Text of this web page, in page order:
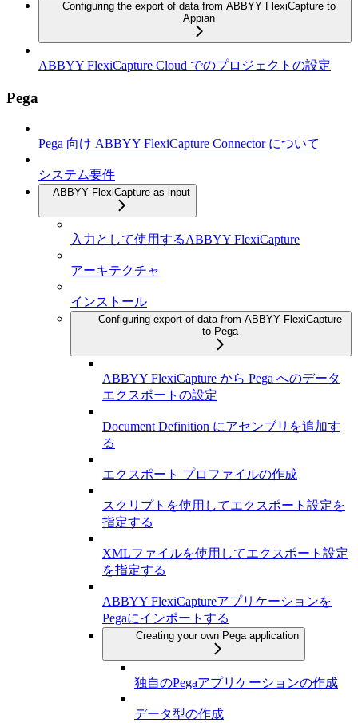
Configuring the export of data from ABBYY FlexiCapture to
Appian
ABBYY FlexiCapture Cloud でのプロジェクトの設定
Pega
Pega 向け ABBYY FlexiCapture Connector について
システム要件
ABBYY FlexiCapture as input
入力として使用するABBYY FlexiCapture
アーキテクチャ
インストール
Configuring export of data from ABBYY FlexiCapture
to Pega
ABBYY FlexiCapture から Pega へのデータ
エクスポートの設定
Document Definition にアセンブリを追加す
る
エクスポート プロファイルの作成
スクリプトを使用してエクスポート設定を
指定する
XMLファイルを使用してエクスポート設定
を指定する
ABBYY FlexiCaptureアプリケーションを
Pegaにインポートする
Creating your own Pega application
独自のPegaアプリケーションの作成
データ型の作成